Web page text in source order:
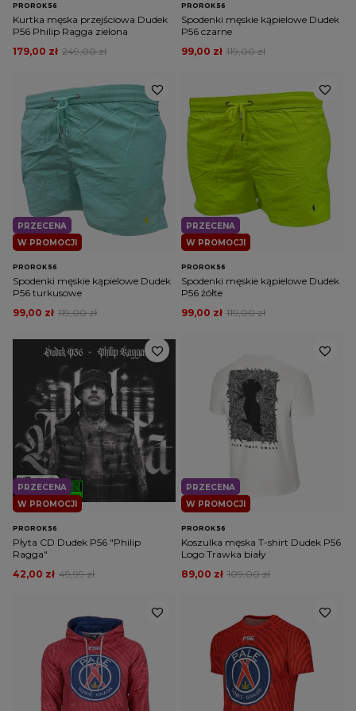
PROROK 56
Kurtka męska przejściowa Dudek
P56 Philip Ragga zielona
249,00 zł
179,00 zł
PROROK 56
Spodenki męskie kąpielowe Dudek
P56 czarne
119,00 zł
99,00 zł
W PROMOCJI
PRZECENA
PROROK 56
Spodenki męskie kąpielowe Dudek
P56 turkusowe
119,00 zł
99,00 zł
W PROMOCJI
PRZECENA
PROROK 56
Spodenki męskie kąpielowe Dudek
P56 żółte
119,00 zł
99,00 zł
W PROMOCJI
PRZECENA
PROROK 56
Płyta CD Dudek P56 "Philip
Ragga"
49,99 zł
42,00 zł
W PROMOCJI
PRZECENA
PROROK 56
Koszulka męska T-shirt Dudek P56
Logo Trawka biały
109,00 zł
89,00 zł